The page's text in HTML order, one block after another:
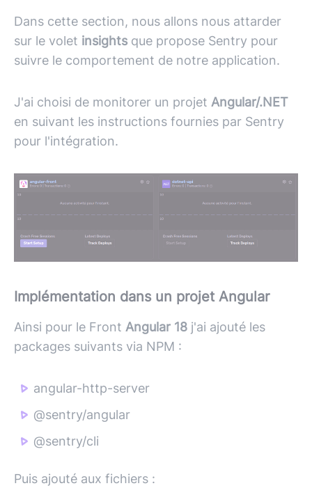
Dans cette section, nous allons nous attarder
sur le volet insights que propose Sentry pour
suivre le comportement de notre application.
J'ai choisi de monitorer un projet Angular/.NET
en suivant les instructions fournies par Sentry
pour l'intégration.
Implémentation dans un projet Angular
Ainsi pour le Front Angular 18 j'ai ajouté les
packages suivants via NPM :
angular-http-server
@sentry/angular
@sentry/cli
Puis ajouté aux fichiers :